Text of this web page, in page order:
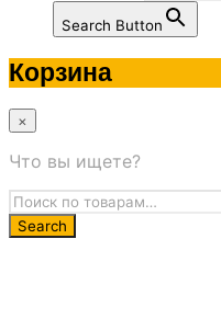
Search Button
Корзина
×
Что вы ищете?